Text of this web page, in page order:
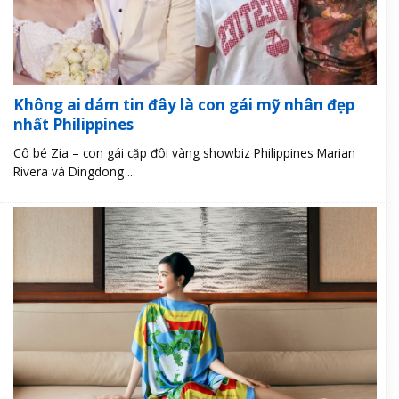
Không ai dám tin đây là con gái mỹ nhân đẹp
nhất Philippines
Cô bé Zia – con gái cặp đôi vàng showbiz Philippines Marian
Rivera và Dingdong ...